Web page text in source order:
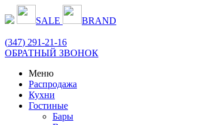
SALE BRAND
(347) 291-21-16
ОБРАТНЫЙ ЗВОНОК
Меню
Распродажа
Кухни
Гостиные
Бары